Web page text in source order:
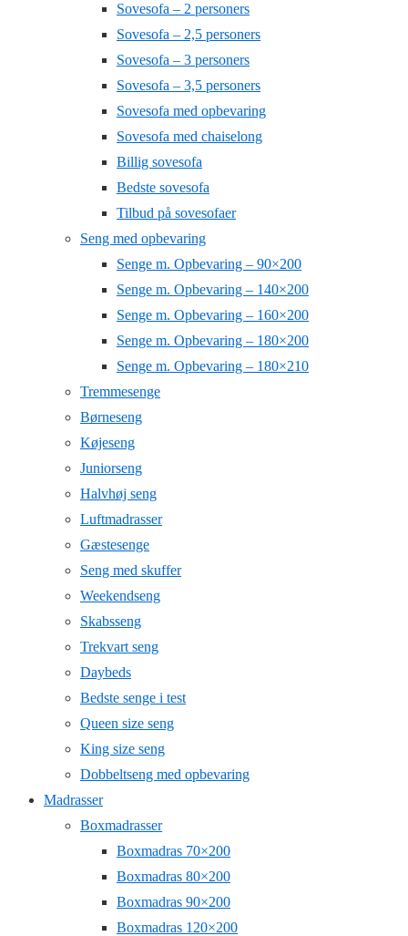
Sovesofa – 2 personers
Sovesofa – 2,5 personers
Sovesofa – 3 personers
Sovesofa – 3,5 personers
Sovesofa med opbevaring
Sovesofa med chaiselong
Billig sovesofa
Bedste sovesofa
Tilbud på sovesofaer
Seng med opbevaring
Senge m. Opbevaring – 90×200
Senge m. Opbevaring – 140×200
Senge m. Opbevaring – 160×200
Senge m. Opbevaring – 180×200
Senge m. Opbevaring – 180×210
Tremmesenge
Børneseng
Køjeseng
Juniorseng
Halvhøj seng
Luftmadrasser
Gæstesenge
Seng med skuffer
Weekendseng
Skabsseng
Trekvart seng
Daybeds
Bedste senge i test
Queen size seng
King size seng
Dobbeltseng med opbevaring
Madrasser
Boxmadrasser
Boxmadras 70×200
Boxmadras 80×200
Boxmadras 90×200
Boxmadras 120×200